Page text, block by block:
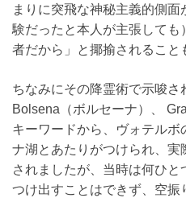
まりに突飛な神秘主義的側
験だったと本人が主張して
者だから」と揶揄されること
ちなみにその降霊術で示唆さ
Bolsena（ボルセーナ）、
キーワードから、ヴォテルボ
ナ湖とあたりがつけられ、
されましたが、当時は何ひ
つけ出すことはできず、空振